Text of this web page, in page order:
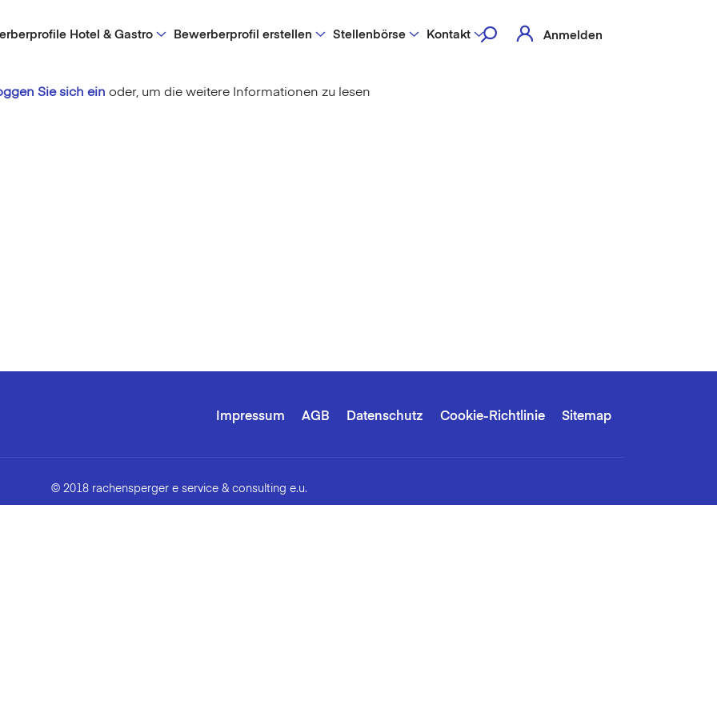
Hotel & Gastro Bewerberprofil erstellen Stellenbörse Kontakt Anmelden
Sie sich ein oder, um die weitere Informationen zu lesen
Impressum AGB Datenschutz Cookie-Richtlinie Sitemap
© 2018 rachensperger e service & consulting e.u.